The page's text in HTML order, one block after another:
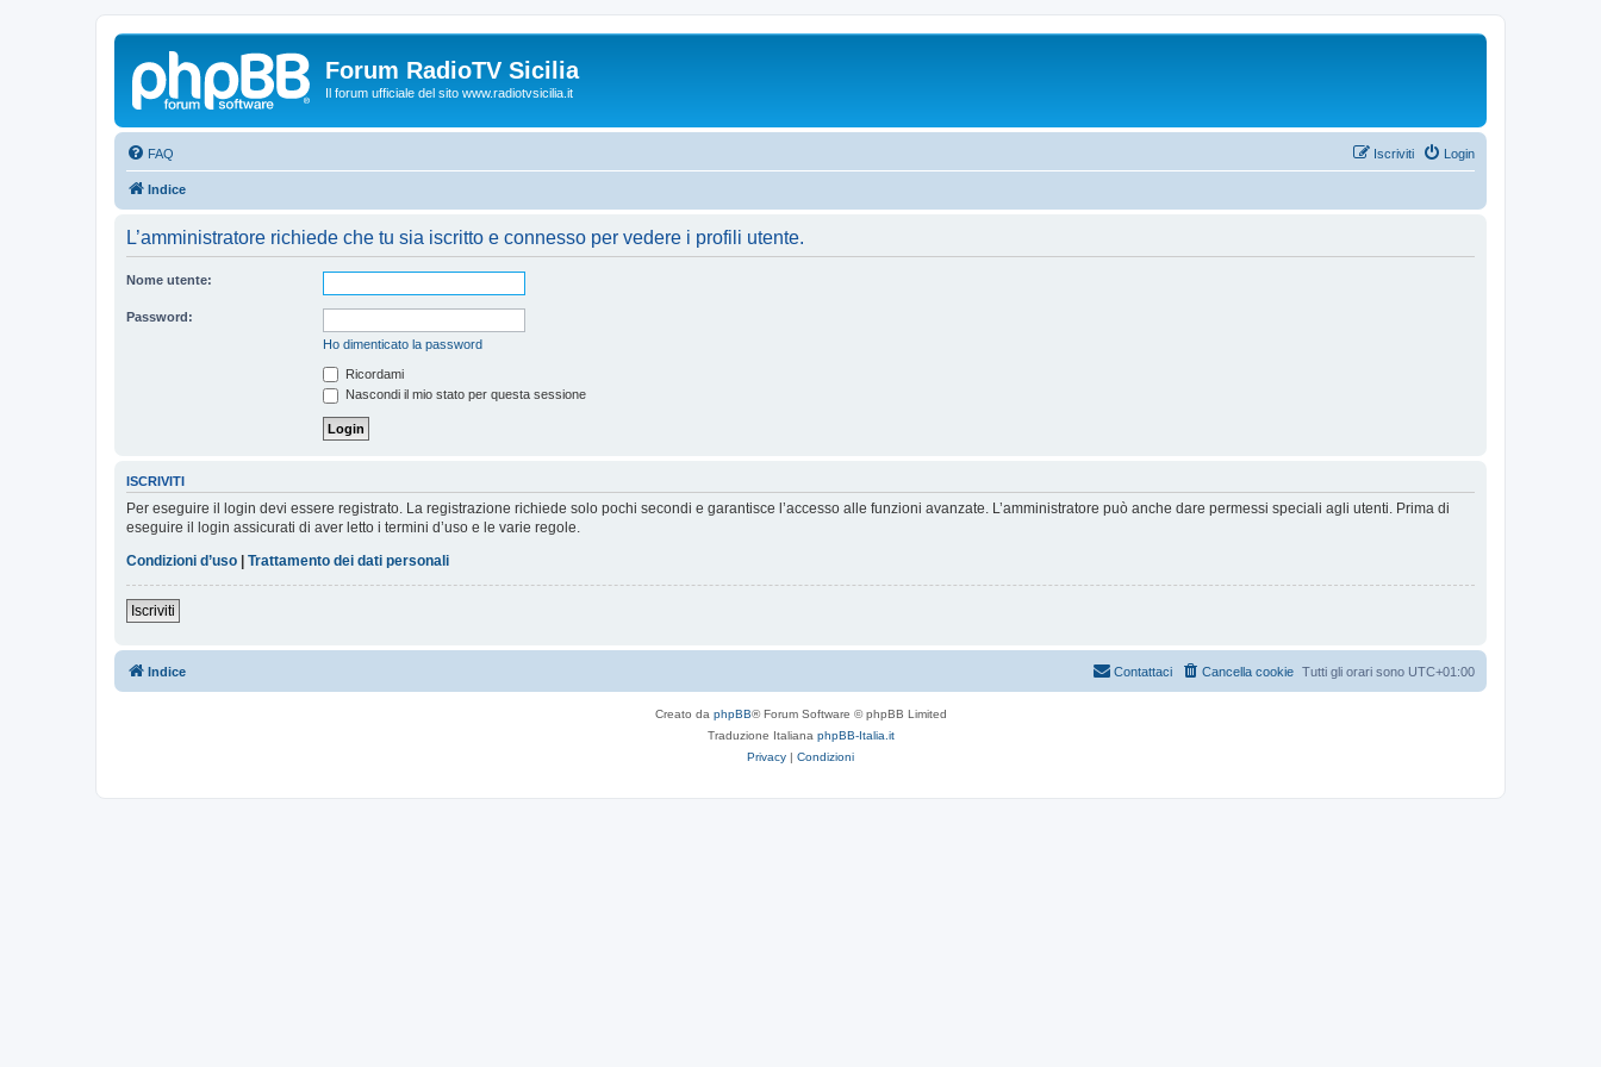
Forum RadioTV Sicilia
Il forum ufficiale del sito www.radiotvsicilia.it
FAQ Login
Iscriviti
Indice
L’amministratore richiede che tu sia iscritto e connesso per vedere i profili utente.
Nome utente:
Password:
Ho dimenticato la password
Ricordami
Nascondi il mio stato per questa sessione
ISCRIVITI
Per eseguire il login devi essere registrato. La registrazione richiede solo pochi secondi e garantisce l’accesso alle funzioni avanzate. L’amministratore può anche dare permessi speciali agli utenti. Prima di
eseguire il login assicurati di aver letto i termini d’uso e le varie regole.
Condizioni d’uso
Trattamento dei dati personali
Iscriviti
Indice Tutti gli orari sono UTC+01:00
Cancella cookie
Contattaci
Creato da phpBB® Forum Software © phpBB Limited
Traduzione Italiana phpBB-Italia.it
Privacy | Condizioni